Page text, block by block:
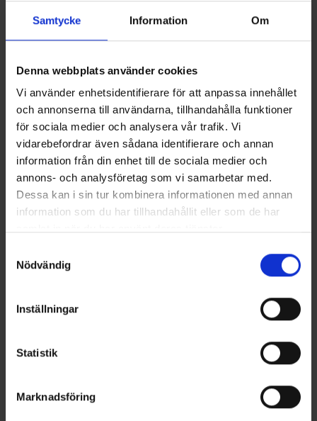
Samtycke Information Om
Denna webbplats använder cookies
Vi använder enhetsidentifierare för att anpassa innehållet
och annonserna till användarna, tillhandahålla funktioner
för sociala medier och analysera vår trafik. Vi
vidarebefordrar även sådana identifierare och annan
information från din enhet till de sociala medier och
annons- och analysföretag som vi samarbetar med.
Dessa kan i sin tur kombinera informationen med annan
information som du har tillhandahållit eller som de har
Nödvändig
Inställningar
Statistik
Marknadsföring
FlexPath Store
FlexPath™ Store Innovativ lagringslösning med
både mellan- och slutlagring med fullständig
spårbarhet